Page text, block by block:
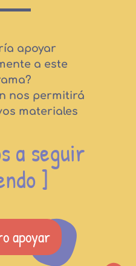
apoyar
a este
nos permitirá
materiales
a seguir
]
apoyar